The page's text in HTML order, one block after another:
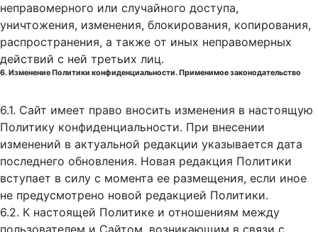
неправомерного или случайного доступа,
уничтожения, изменения, блокирования, копирования,
распространения, а также от иных неправомерных
действий с ней третьих лиц.
6. Изменение Политики конфиденциальности. Применимое законодательство
6.1. Сайт имеет право вносить изменения в настоящую
Политику конфиденциальности. При внесении
изменений в актуальной редакции указывается дата
последнего обновления. Новая редакция Политики
вступает в силу с момента ее размещения, если иное
не предусмотрено новой редакцией Политики.
6.2. К настоящей Политике и отношениям между